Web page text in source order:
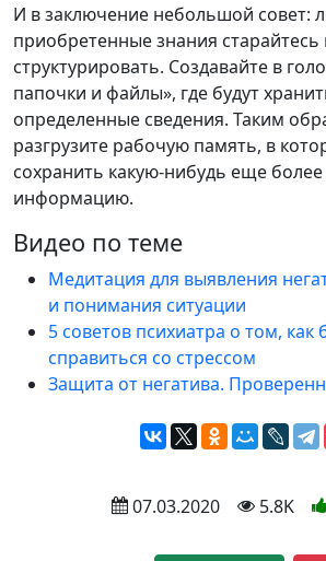
И в заключение небольшой совет:
приобретенные знания
структурировать. Создавайте в
папочки и файлы», где будут
определенные сведения. Таким
разгрузите рабочую память, в
сохранить какую-нибудь еще
информацию.
Видео по теме
Медитация для выявления
и понимания ситуации
5 советов психиатра о том, как
справиться со стрессом
Защита от негатива.
07.03.2020 5.8K